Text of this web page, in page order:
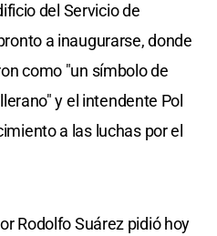
del Servicio de
a inaugurarse, donde
como "un símbolo de
y el intendente Pol
a las luchas por el
Rodolfo Suárez pidió hoy